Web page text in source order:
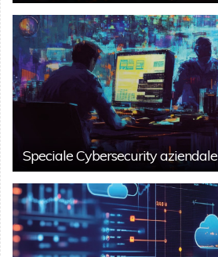
Speciale Cybersecurity aziendale